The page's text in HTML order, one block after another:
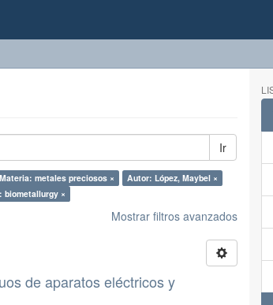
Ir
Materia: metales preciosos ×
Autor: López, Maybel ×
biometallurgy ×
Mostrar filtros avanzados
de aparatos eléctricos y